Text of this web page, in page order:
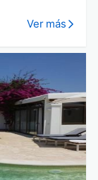
Ver más